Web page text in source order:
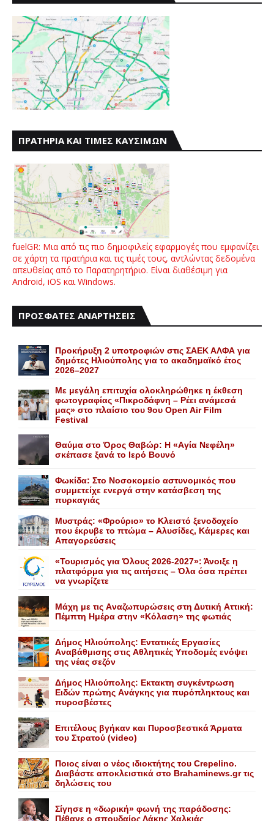
ΠΡΑΤΗΡΙΑ ΚΑΙ ΤΙΜΕΣ ΚΑΥΣΙΜΩΝ
fuelGR: Μια από τις πιο δημοφιλείς εφαρμογές που εμφανίζει
σε χάρτη τα πρατήρια και τις τιμές τους, αντλώντας δεδομένα
απευθείας από το Παρατηρητήριο. Είναι διαθέσιμη για
Android, iOS και Windows.
ΠΡΟΣΦΑΤΕΣ ΑΝΑΡΤΗΣΕΙΣ
Προκήρυξη 2 υποτροφιών στις ΣΑΕΚ ΑΛΦΑ για
δημότες Ηλιούπολης για το ακαδημαϊκό έτος
2026–2027
Με μεγάλη επιτυχία ολοκληρώθηκε η έκθεση
φωτογραφίας «Πικροδάφνη – Ρέει ανάμεσά
μας» στο πλαίσιο του 9ου Open Air Film
Festival
Θαύμα στο Όρος Θαβώρ: H «Aγία Nεφέλη»
σκέπασε ξανά το Iερό Bουνό
Φωκίδα: Στο Νοσοκομείο αστυνομικός που
συμμετείχε ενεργά στην κατάσβεση της
πυρκαγιάς
Mυστράς: «Φρούριο» το Kλειστό ξενοδοχείο
που έκρυβε το πτώμα – Aλυσίδες, Kάμερες και
Aπαγορεύσεις
«Τουρισμός για Όλους 2026-2027»: Άνοιξε η
πλατφόρμα για τις αιτήσεις – Όλα όσα πρέπει
να γνωρίζετε
Mάχη με τις Aναζωπυρώσεις στη Δυτική Aττική:
Πέμπτη Hμέρα στην «Kόλαση» της φωτιάς
Δήμος Ηλιούπολης: Eντατικές Eργασίες
Aναβάθμισης στις Aθλητικές Yποδομές ενόψει
της νέας σεζόν
Δήμος Ηλιούπολης: Eκτακτη συγκέντρωση
Eιδών πρώτης Aνάγκης για πυρόπληκτους και
πυροσβέστες
Επιτέλους βγήκαν και Πυροσβεστικά Άρματα
του Στρατού (video)
Ποιος είναι ο νέος ιδιοκτήτης του Crepelino.
Διαβάστε αποκλειστικά στο Brahaminews.gr τις
δηλώσεις του
Σίγησε η «δωρική» φωνή της παράδοσης:
Πέθανε o σπουδαίος Λάκης Xαλκιάς